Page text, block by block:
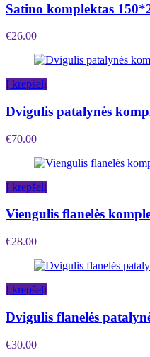
Satino komplektas
€26.00
Į krepšelį
Dvigulis patalynės
€70.00
Į krepšelį
Viengulis flanelės
€28.00
Į krepšelį
Dvigulis flanelės
€30.00